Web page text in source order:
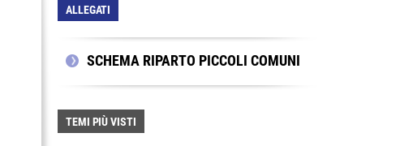
ALLEGATI
SCHEMA RIPARTO PICCOLI COMUNI
TEMI PIÙ VISTI